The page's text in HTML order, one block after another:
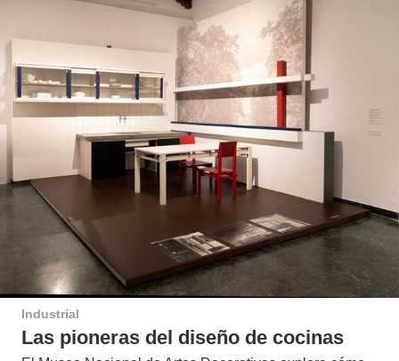
Industrial
Las pioneras del diseño de cocinas